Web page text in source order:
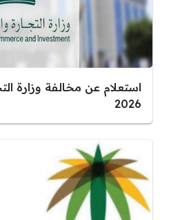
استعلام عن مخالفة وزارة
2026